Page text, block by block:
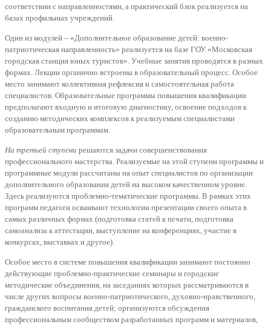
соответствии с направленностями, а практический блок реализуется на
базах профильных учреждений.
Один из модулей – «Дополнительное образование детей: военно-
патриотическая направленность» реализуется на базе ГОУ «Московская
городская станция юных туристов». Учебные занятия проводятся в разных
формах. Лекции органично встроены в образовательный процесс. Особое
место занимают коллективная рефлексия и самостоятельная работа
специалистов. Образовательные программы повышения квалификации
предполагают входную и итоговую диагностику, освоение подходов к
созданию методических комплексов к реализуемым специалистами
образовательным программам.
На третьей ступени решаются задачи совершенствования
профессионального мастерства. Реализуемые на этой ступени программы и
программные модули рассчитаны на опыт специалистов по организации
дополнительного образования детей на высоком качественном уровне.
Здесь реализуются проблемно-тематические программы. В рамках этих
программ педагоги осваивают технологии презентации своего опыта в
самых различных формах (подготовка статей к печати, подготовка
самоанализа к аттестации, выступление на конференциях, участие в
конкурсах, выставках и другое).
Особое место в системе повышения квалификации занимают постоянно
действующие проблемно-практические семинары и городские
методические объединения, на заседаниях которых рассматриваются в
числе других вопросы военно-патриотического, духовно-нравственного,
гражданского воспитания детей; организуются обсуждения
профессиональным сообществом разработанных программ и материалов,